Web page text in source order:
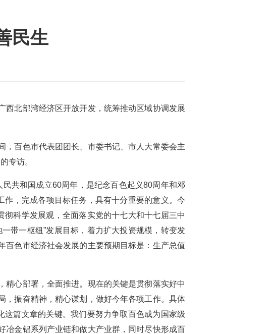
民生
北部湾经济区开放开发，统筹推动区域协调发展
百色市代表团团长、市委书记、市人大常委会主
专访。
共和国成立60周年，是纪念百色起义80周年和邓
，完成各项目标任务，具有十分重要的意义。今
彻科学发展观，全面落实党的十七大和十七届三中
带一枢纽”发展目标，着力扩大投资规模，转变发
百色市经济社会发展的主要预期目标是：生产总值
心部署，全面推进。现在的关键是贯彻落实好中
，振奋精神，精心谋划，做好今年各项工作。具体
这篇文章的关键。我们要努力争取百色成为国家级
冶金铝系列产业链和做大产业群，同时尽快形成百